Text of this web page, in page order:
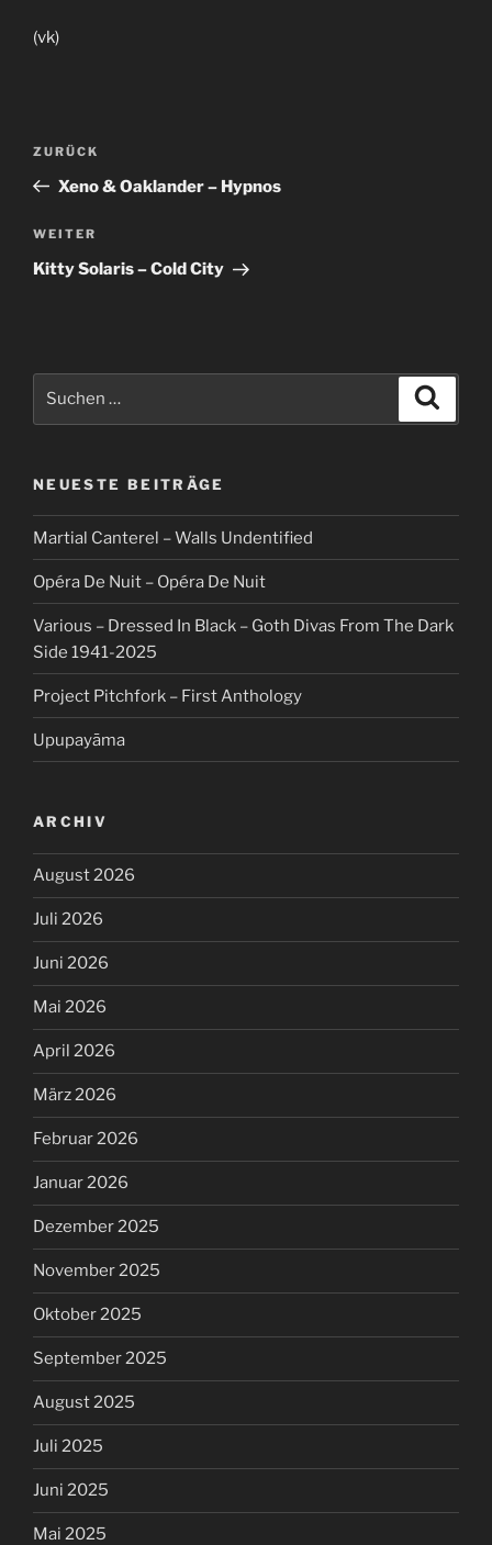
(vk)
Beitragsnavigation
Vorheriger
Beitrag
ZURÜCK
Xeno & Oaklander – Hypnos
Nächster
Beitrag
WEITER
Kitty Solaris – Cold City
NEUESTE BEITRÄGE
Martial Canterel – Walls Undentified
Opéra De Nuit – Opéra De Nuit
Various – Dressed In Black – Goth Divas From The Dark
Side 1941-2025
Project Pitchfork – First Anthology
Upupayāma
ARCHIV
August 2026
Juli 2026
Juni 2026
Mai 2026
April 2026
März 2026
Februar 2026
Januar 2026
Dezember 2025
November 2025
Oktober 2025
September 2025
August 2025
Juli 2025
Juni 2025
Mai 2025